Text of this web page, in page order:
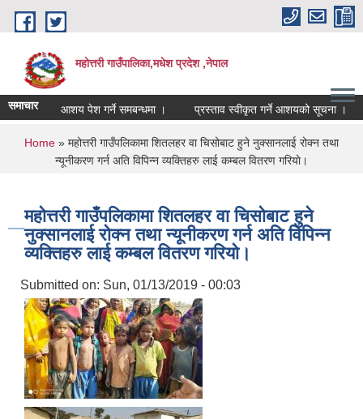
Skip to main content
महोत्तरी गाउँपालिका,मधेश प्रदेश ,नेपाल
समाचारआशय पेश गर्ने समबन्धमा । प्रस्ताव स्वीकृत गर्ने आशयको सूचना ।
You are here
Home » महोत्तरी गाउँपलिकामा शितलहर वा चिसोबाट हुने नुक्सानलाई रोक्न तथा
न्यूनीकरण गर्न अति विपिन्न व्यक्तिहरु लाई कम्बल वितरण गरियाे।
महोत्तरी गाउँपलिकामा शितलहर वा चिसोबाट हुने
नुक्सानलाई रोक्न तथा न्यूनीकरण गर्न अति विपिन्न
व्यक्तिहरु लाई कम्बल वितरण गरियाे।
Submitted on: Sun, 01/13/2019 - 00:03